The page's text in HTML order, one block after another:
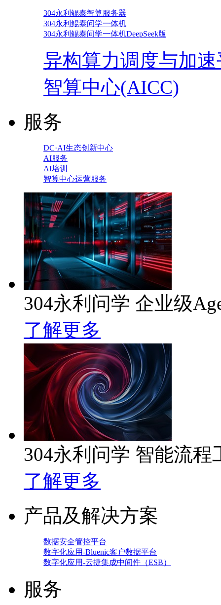
304永利鲲泰智算服务器
304永利鲲泰问学一体机
304永利鲲泰问学一体机DeepSeek版
异构算力调度与加
智算中心(AICC)
服务
DC·AI生态创新中心
AI服务
AI培训
智算中心运营服务
304永利问学 企业级
了解更多
304永利问学 智能流程
了解更多
产品及解决方案
数据安全管控平台
数字化应用-Bluenic客户数据平台
数字化应用-云捷集成中间件（ESB）
服务